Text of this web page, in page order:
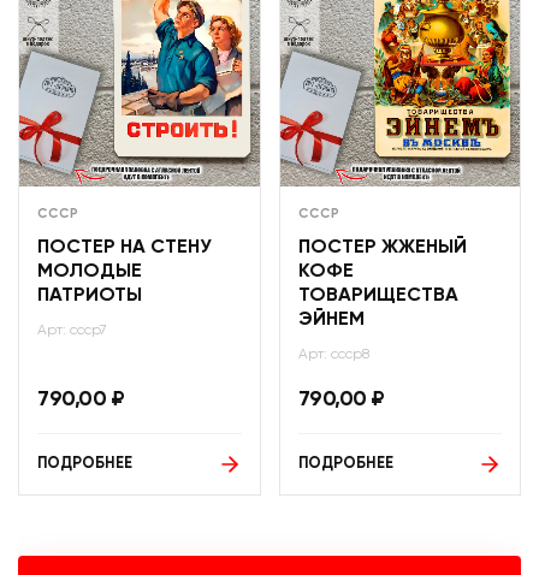
СССР
ПОСТЕР НА СТЕНУ
МОЛОДЫЕ
ПАТРИОТЫ
Арт: ссср7
790,00 ₽
ПОДРОБНЕЕ
СССР
ПОСТЕР ЖЖЕНЫЙ
КОФЕ
ТОВАРИЩЕСТВА
ЭЙНЕМ
Арт: ссср8
790,00 ₽
ПОДРОБНЕЕ